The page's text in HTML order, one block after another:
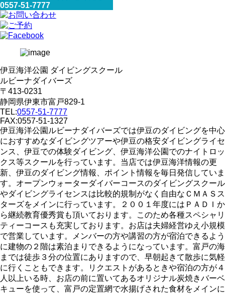
0557-51-7777
伊豆海洋公園 ダイビングスクール
ルビーナダイバーズ
〒413-0231
静岡県伊東市富戸829-1
TEL:0557-51-7777
FAX:0557-51-1327
伊豆海洋公園ルビーナダイバーズでは伊豆のダイビングを中心
におすすめなダイビングツアーや伊豆の格安ダイビングライセ
ンス、伊豆での体験ダイビング、伊豆海洋公園でのナイトロッ
クス等スクールを行っています。当店では伊豆海洋情報の更
新、伊豆のダイビング情報、ポイント情報を毎日発信していま
す。オープンウォーターダイバーコースのダイビングスクール
やダイビングライセンスは比較的規制がなく自由なＣＭＡＳス
ターズをメインに行っています。２００１年度にはＰＡＤＩか
ら継続教育優秀賞も頂いております。このため各種スペシャリ
ティーコースも充実しております。お店は夫婦経営ゆえ小規模
で営業しています。メンバーの方や講習の方が宿泊できるよう
に建物の２階は素泊まりできるようになっています。富戸の海
までは徒歩３分の位置にありますので、早朝起きて散歩に気軽
に行くこともできます。リクエストがあるときや宿泊の方が４
人以上いる時、お店の前に置いてあるオリジナル炭焼きバーベ
キューを使って、富戸の定置網で水揚げされた食材をメインに